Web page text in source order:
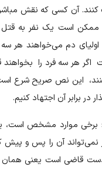
کنند. آن کسی که نقش
ممکن است یک نفر به
دم می‌خواهند هر سه
اگر هر سه فرد را
این نص صریح شرع
در برابر آن اجتهاد کنیم.
برخی موارد مشخص است،
نمی‌تواند آن را پس و پیش
قاضی است یعنی همان